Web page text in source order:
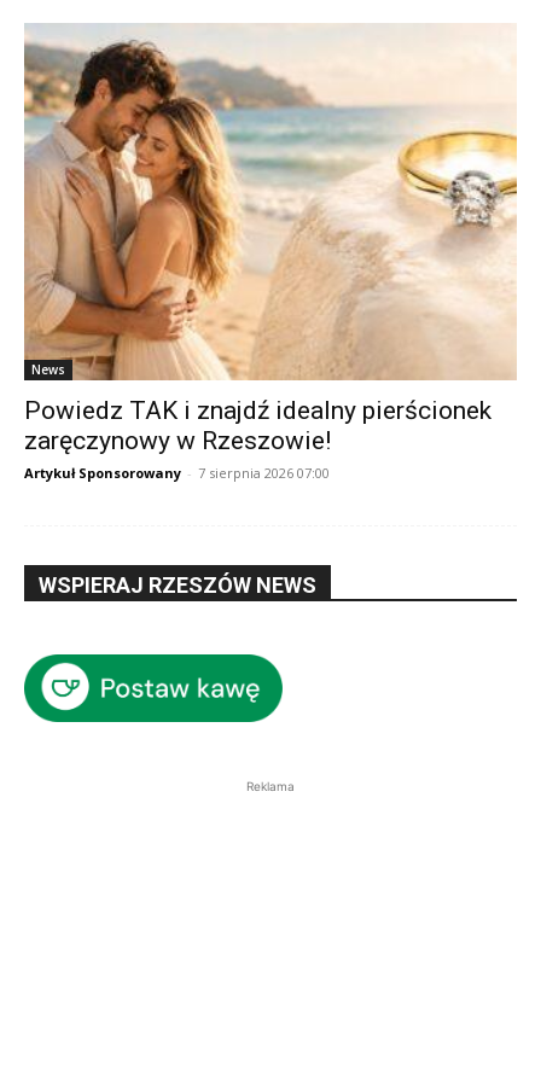
News
Powiedz TAK i znajdź idealny pierścionek
zaręczynowy w Rzeszowie!
Artykuł Sponsorowany - 7 sierpnia 2026 07:00
WSPIERAJ RZESZÓW NEWS
Reklama